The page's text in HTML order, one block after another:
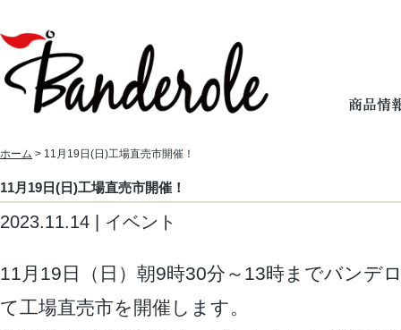
ホーム > 11月19日(日)工場直売市開催！
11月19日(日)工場直売市開催！
2023.11.14 | イベント
11月19日（日）朝9時30分～13時までバンデ
て工場直売市を開催します。